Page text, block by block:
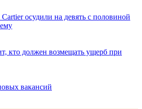
осудили на девять с половиной
кто должен возмещать ущерб при
вакансий